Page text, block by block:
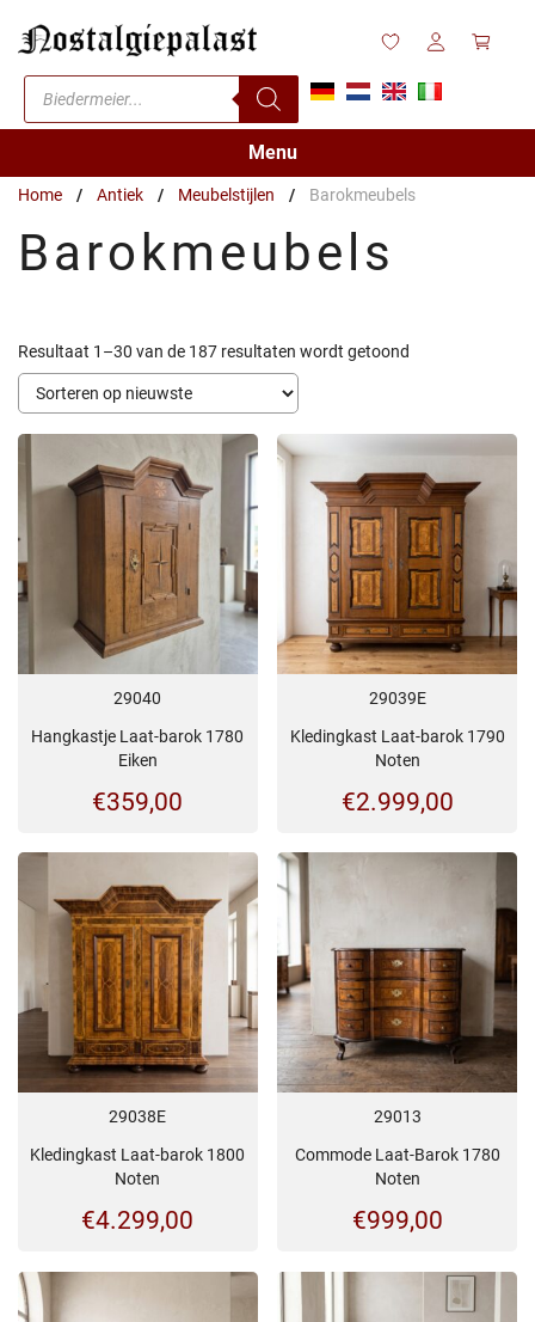
naar
inhoud
Producten
zoeken
Menu
Home / Antiek / Meubelstijlen / Barokmeubels
Barokmeubels
Resultaat 1–30 van de 187 resultaten wordt getoond
29040
Hangkastje Laat-barok 1780
Eiken
€359,00
29039E
Kledingkast Laat-barok 1790
Noten
€2.999,00
29038E
Kledingkast Laat-barok 1800
Noten
€4.299,00
29013
Commode Laat-Barok 1780
Noten
€999,00